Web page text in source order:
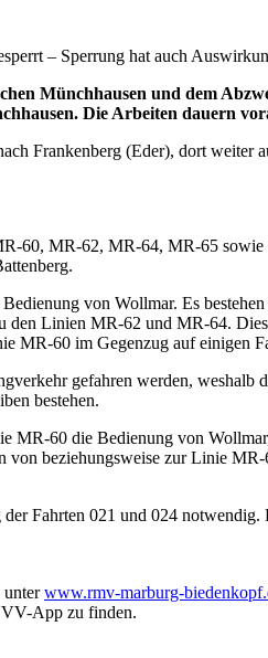
– Sperrung hat auch
Münchhausen und dem
Die Arbeiten dauern
Frankenberg (Eder), dort weiter
60, MR-62, MR-64, MR-65
von Wollmar. Es
den Linien MR-62 und MR‑64.
MR-60 im Gegenzug auf einigen
gefahren werden,
bestehen.
60 die Bedienung von
beziehungsweise zur Linie
Fahrten 021 und 024
unterwww.rmv-marburg-
App zu finden.